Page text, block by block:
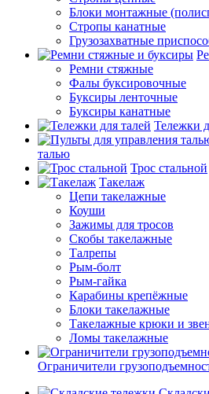
Блоки монтажные
Стропы канатные
Грузозахватные
Ремни стяжные
Фалы буксировочные
Буксиры ленточные
Буксиры канатные
Тележки
талью
Трос стальной
Такелаж
Цепи такелажные
Коуши
Зажимы для тросов
Скобы такелажные
Талрепы
Рым-болт
Рым-гайка
Карабины крепёжные
Блоки такелажные
Такелажные крюки и
Ломы такелажные
Ограничители